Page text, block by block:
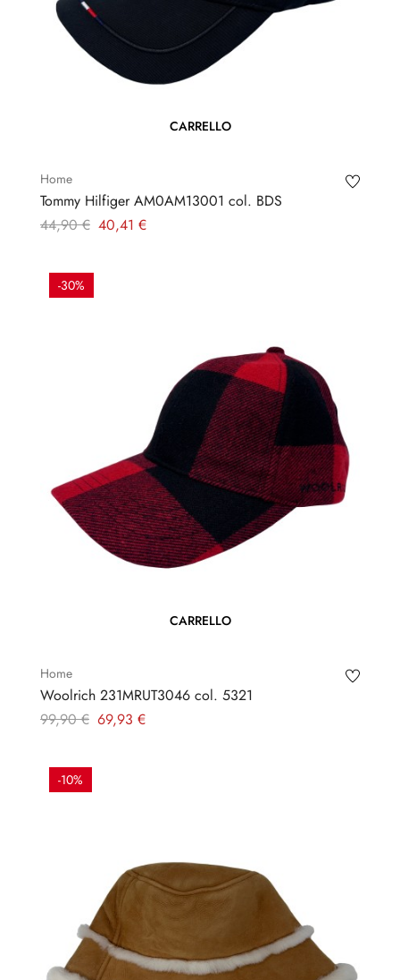
CARRELLO
Home
Tommy Hilfiger AM0AM13001 col. BDS
Prezzo
44,90 € Prezzo
40,41 €
-30%
CARRELLO
Home
Woolrich 231MRUT3046 col. 5321
Prezzo
99,90 € Prezzo
69,93 €
-10%